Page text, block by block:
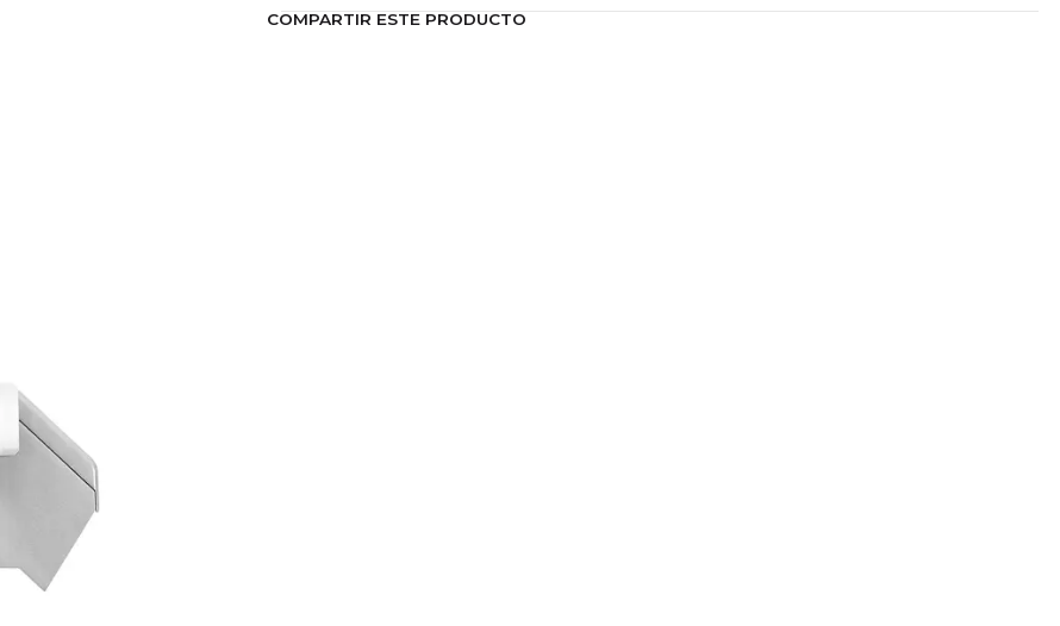
procesamiento.
COMPARTIR ESTE PRODUCTO